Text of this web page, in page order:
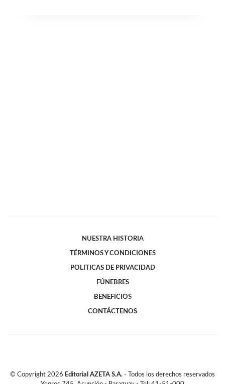
NUESTRA HISTORIA
TÉRMINOS Y CONDICIONES
POLITICAS DE PRIVACIDAD
FÚNEBRES
BENEFICIOS
CONTÁCTENOS
© Copyright 2026 Editorial AZETA S.A. - Todos los derechos reservados